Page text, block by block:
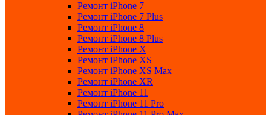
Ремонт iPhone 7
Ремонт iPhone 7 Plus
Ремонт iPhone 8
Ремонт iPhone 8 Plus
Ремонт iPhone X
Ремонт iPhone XS
Ремонт iPhone XS Max
Ремонт iPhone XR
Ремонт iPhone 11
Ремонт iPhone 11 Pro